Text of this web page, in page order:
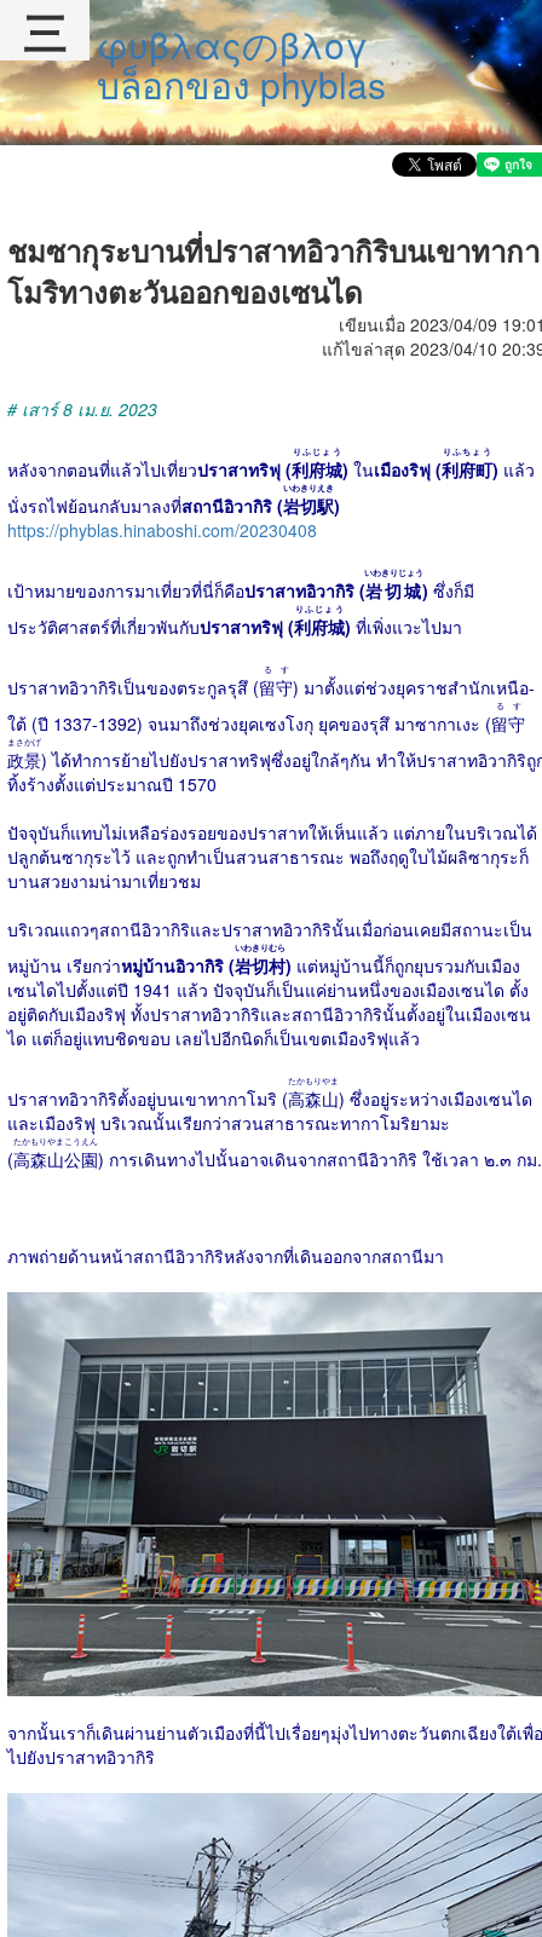
φυβλαςのβλογ
บล็อกของ phyblas
ชมซากุระบานที่ปราสาทอิวากิริบนเขาทากา
โมริทางตะวันออกของเซนได
เขียนเมื่อ 2023/04/09
แก้ไขล่าสุด 2023/04/10
# เสาร์ 8 เม.ย. 2023
หลังจากตอนที่แล้วไปเที่ยวปราสาทริฟุ (利府城
りふじょう
) ในเมืองริฟุ (利府町
りふちょう
) แล้ว
นั่งรถไฟย้อนกลับมาลงที่สถานีอิวากิริ (岩切駅
いわきりえき
)
https://phyblas.hinaboshi.com/20230408
เป้าหมายของการมาเที่ยวที่นี่ก็คือปราสาทอิวากิริ (岩切城
いわきりじょう
) ซึ่งก็มี
ประวัติศาสตร์ที่เกี่ยวพันกับปราสาทริฟุ (利府城
りふじょう
) ที่เพิ่งแวะไปมา
ปราสาทอิวากิริเป็นของตระกูลรุสึ (留守
るす
) มาตั้งแต่ช่วงยุคราชสำนักเหนือ-
ใต้ (ปี 1337-1392) จนมาถึงช่วงยุคเซงโงกุ ยุคของรุสึ มาซากาเงะ (留守
るす
政景
まさかげ
) ได้ทำการย้ายไปยังปราสาทริฟุซึ่งอยู่ใกล้ๆกัน ทำให้ปราสาทอิวากิริถู
ทิ้งร้างตั้งแต่ประมาณปี 1570
ปัจจุบันก็แทบไม่เหลือร่องรอยของปราสาทให้เห็นแล้ว แต่ภายในบริเวณได้
ปลูกต้นซากุระไว้ และถูกทำเป็นสวนสาธารณะ พอถึงฤดูใบไม้ผลิซากุระก็
บานสวยงามน่ามาเที่ยวชม
บริเวณแถวๆสถานีอิวากิริและปราสาทอิวากิรินั้นเมื่อก่อนเคยมีสถานะเป็น
หมู่บ้าน เรียกว่าหมู่บ้านอิวากิริ (岩切村
いわきりむら
) แต่หมู่บ้านนี้ก็ถูกยุบรวมกับเมือง
เซนไดไปตั้งแต่ปี 1941 แล้ว ปัจจุบันก็เป็นแค่ย่านหนึ่งของเมืองเซนได ตั้ง
อยู่ติดกับเมืองริฟุ ทั้งปราสาทอิวากิริและสถานีอิวากิรินั้นตั้งอยู่ในเมืองเซน
ได แต่ก็อยู่แทบชิดขอบ เลยไปอีกนิดก็เป็นเขตเมืองริฟุแล้ว
ปราสาทอิวากิริตั้งอยู่บนเขาทากาโมริ (高森山
たかもりやま
) ซึ่งอยู่ระหว่างเมืองเซนได
และเมืองริฟุ บริเวณนั้นเรียกว่าสวนสาธารณะทากาโมริยามะ
(高森山公園
たかもりやまこうえん
) การเดินทางไปนั้นอาจเดินจากสถานีอิวากิริ ใช้เวลา ๒.๓ กม.
ภาพถ่ายด้านหน้าสถานีอิวากิริหลังจากที่เดินออกจากสถานีมา
จากนั้นเราก็เดินผ่านย่านตัวเมืองที่นี้ไปเรื่อยๆมุ่งไปทางตะวันตกเฉียงใต้เพื่อ
ไปยังปราสาทอิวากิริ
三